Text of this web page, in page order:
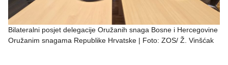
Bilateralni posjet delegacije Oružanih snaga Bosne i Hercegovine
Oružanim snagama Republike Hrvatske | Foto: ZOS/ Ž. Vinšćak